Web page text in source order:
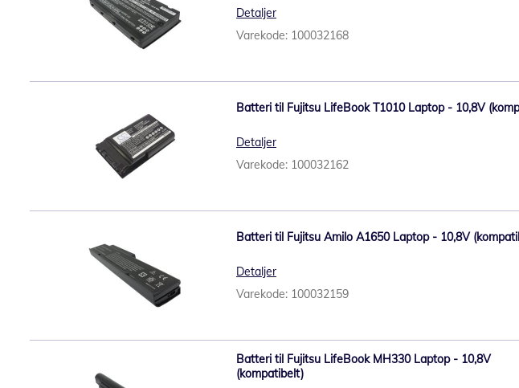
Detaljer
Varekode: 100032168
Batteri til Fujitsu LifeBook T1010 Laptop - 10,8V
Detaljer
Varekode: 100032162
Batteri til Fujitsu Amilo A1650 Laptop - 10,8V
Detaljer
Varekode: 100032159
Batteri til Fujitsu LifeBook MH330 Laptop - 10,8V
(kompatibelt)